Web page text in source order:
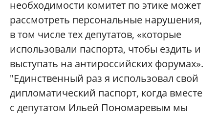
необходимости комитет по этике может
рассмотреть персональные нарушения,
в том числе тех депутатов, «которые
использовали паспорта, чтобы ездить и
выступать на антироссийских форумах».
"Единственный раз я использовал свой
дипломатический паспорт, когда вместе
с депутатом Ильей Пономаревым мы